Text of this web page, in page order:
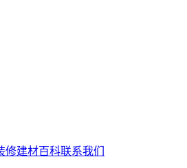
修建材百科联系我们